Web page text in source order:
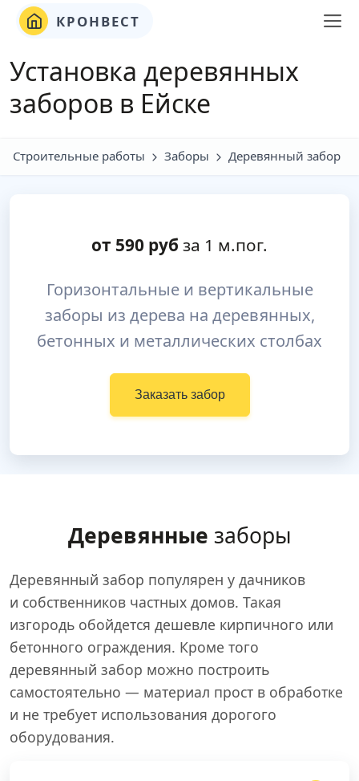
КРОНВЕСТ
Установка деревянных
заборов в Ейске
Строительные работы Заборы Деревянный забор
от 590 руб за 1 м.пог.
Горизонтальные и вертикальные
заборы из дерева на деревянных,
бетонных и металлических столбах
Заказать забор
Деревянные заборы
Деревянный забор популярен у дачников
и собственников частных домов. Такая
изгородь обойдется дешевле кирпичного или
бетонного ограждения. Кроме того
деревянный забор можно построить
самостоятельно — материал прост в обработке
и не требует использования дорогого
оборудования.